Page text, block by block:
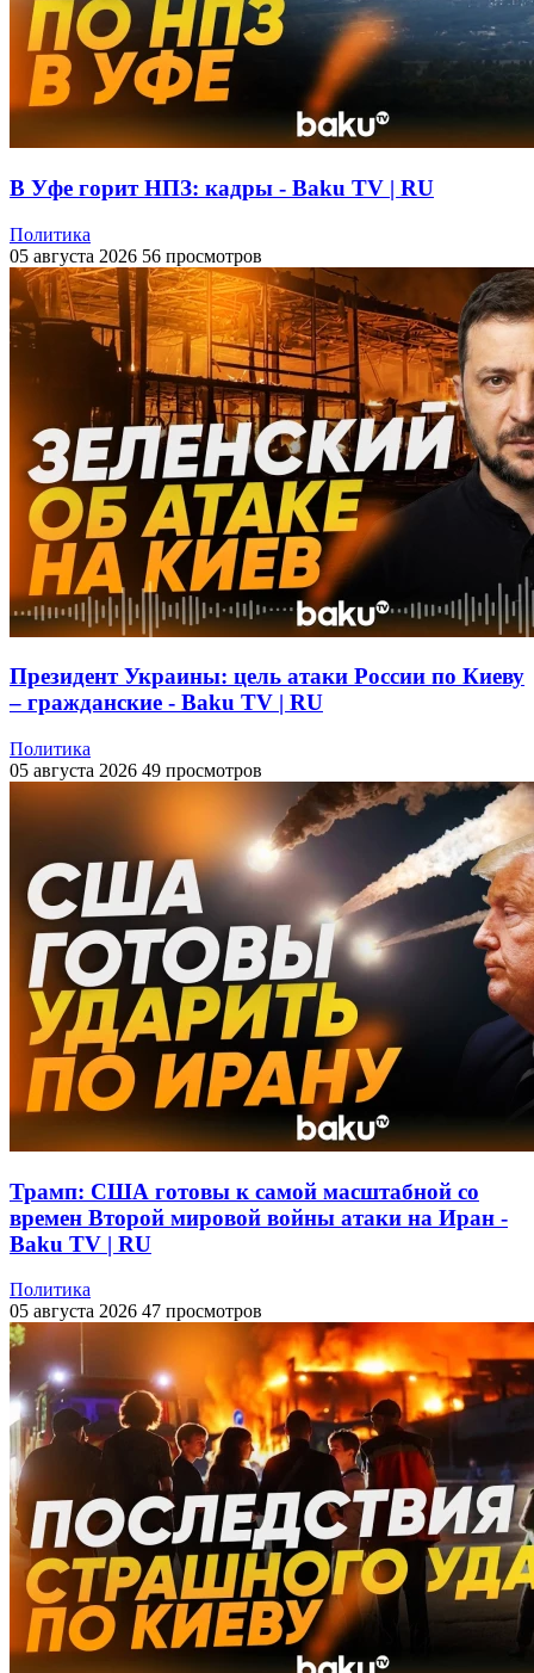
В Уфе горит НПЗ: кадры - Baku TV | RU
Политика
05 августа 2026 56 просмотров
Президент Украины: цель атаки России по Киеву
– гражданские - Baku TV | RU
Политика
05 августа 2026 49 просмотров
Трамп: США готовы к самой масштабной со
времен Второй мировой войны атаки на Иран -
Baku TV | RU
Политика
05 августа 2026 47 просмотров